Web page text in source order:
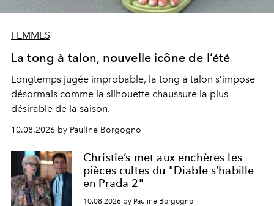
FEMMES
La tong à talon, nouvelle icône de l’été
Longtemps jugée improbable, la tong à talon s’impose
désormais comme la silhouette chaussure la plus
désirable de la saison.
10.08.2026 by Pauline Borgogno
Christie’s met aux enchères les
pièces cultes du "Diable s’habille
en Prada 2"
10.08.2026 by Pauline Borgogno